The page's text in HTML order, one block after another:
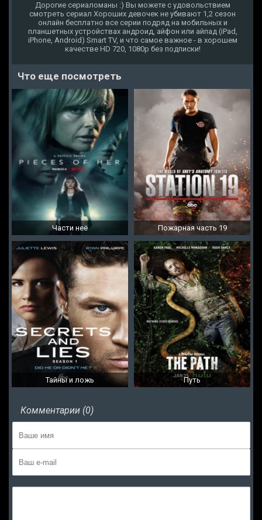
Дорогие сериаломаны :) Вы можете с удовольствием
смотреть сериал Хороших девочек не убивают 1,2 сезон
онлайн бесплатно все серии подряд на мобильных и
планшетных устройствах андроид, айфон или айпад (iPad,
iPhone, Android) Smart TV, и что самое важное - в хорошем
качестве HD 720, 1080p без подписки!
Что еще посмотреть
Части неё Пожарная часть 19
Тайны и ложь Путь
Комментарии (0)